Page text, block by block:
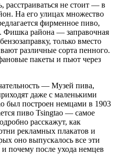
расстраиваться не стоит — в
На его улицах множество
фирменное пиво,
Фишка района — заправочная
только вместо
различные сорта пенного.
пакеты и пьют через
— Музей пива,
даже с маленькими
был построен немцами в 1903
пиво Tsingtao — самое
расскажут, как
рекламных плакатов и
оно выпускалось все эти
и почему после ухода немцев